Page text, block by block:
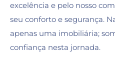
excelência e pelo nosso
seu conforto e segurança.
apenas uma imobiliária;
confiança nesta jornada.